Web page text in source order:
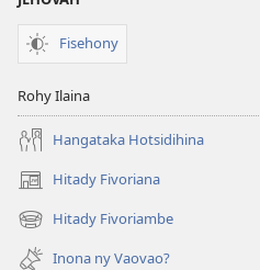
Fisehony
Rohy Ilaina
Hangataka Hotsidihina
Hitady Fivoriana
(manokatra
rohy) Hitady Fivoriambe
(manokatra
rohy) Inona ny Vaovao?